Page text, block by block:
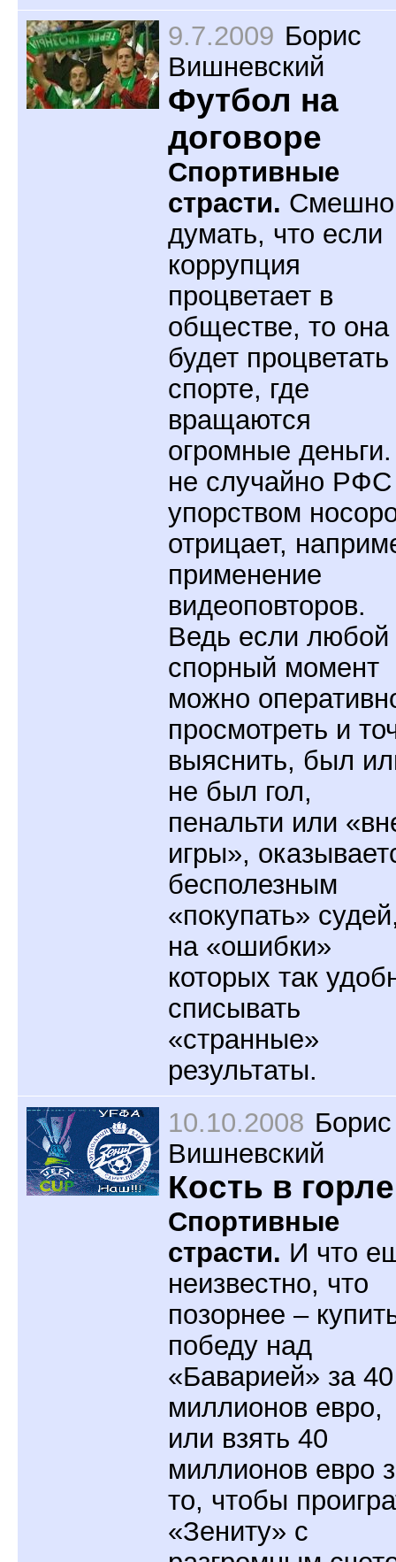
9.7.2009 Борис
Вишневский
Футбол на
договоре
Спортивные
страсти. Смешно
думать, что если
коррупция
процветает в
обществе, то она
будет процветать
спорте, где
вращаются
огромные
не случайно РФС
упорством
отрицает,
применение
видеоповторов.
Ведь если любой
спорный момент
можно
просмотреть и
выяснить, был
не был гол,
пенальти или
игры»,
бесполезным
«покупать»
на «ошибки»
которых так
списывать
«странные»
результаты.
10.10.2008 Борис
Вишневский
Кость в горле
Спортивные
страсти. И что
неизвестно, что
позорнее –
победу над
«Баварией» за 40
миллионов евро,
или взять 40
миллионов евро
то, чтобы
«Зениту» с